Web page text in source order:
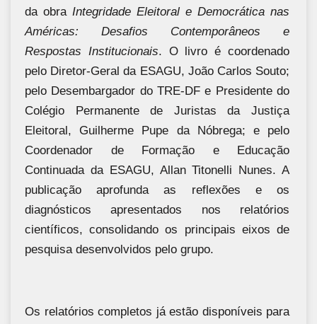
da obra Integridade Eleitoral e Democrática nas
Américas: Desafios Contemporâneos e
Respostas Institucionais. O livro é coordenado
pelo Diretor-Geral da ESAGU, João Carlos Souto;
pelo Desembargador do TRE-DF e Presidente do
Colégio Permanente de Juristas da Justiça
Eleitoral, Guilherme Pupe da Nóbrega; e pelo
Coordenador de Formação e Educação
Continuada da ESAGU, Allan Titonelli Nunes. A
publicação aprofunda as reflexões e os
diagnósticos apresentados nos relatórios
científicos, consolidando os principais eixos de
pesquisa desenvolvidos pelo grupo.
Os relatórios completos já estão disponíveis para